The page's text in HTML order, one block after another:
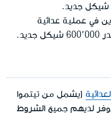
في عملية عدائية
(يشمل من تيتموا
سن الـ 21)، وتتوفر لديهم جميع الشروط